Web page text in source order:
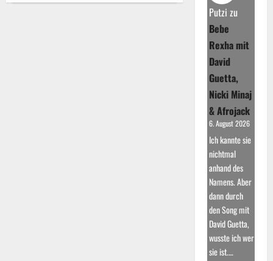
D’Agostino: Putzi zu
Bebe
Rexha mit
David
Guetta,
Nicki Minaj
& Afrojack
6. August 2026
Ich kannte sie
nichtmal
anhand des
Namens. Aber
dann durch
den Song mit
David Guetta,
wusste ich wer
sie ist.…